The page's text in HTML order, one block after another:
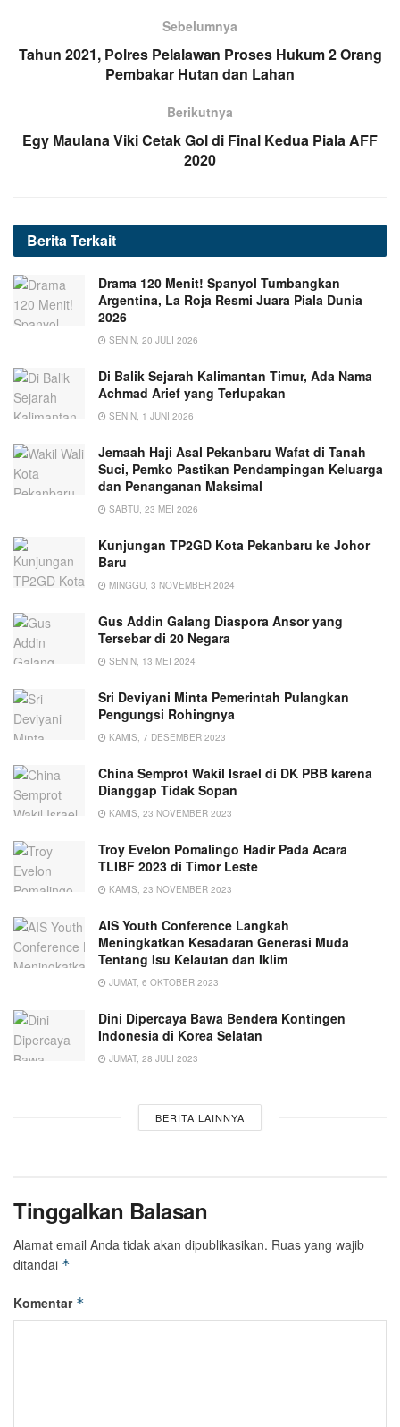
Sebelumnya
Tahun 2021, Polres Pelalawan Proses Hukum 2 Orang
Pembakar Hutan dan Lahan
Berikutnya
Egy Maulana Viki Cetak Gol di Final Kedua Piala AFF
2020
BeritaTerkait
Drama 120 Menit! Spanyol Tumbangkan
Argentina, La Roja Resmi Juara Piala Dunia
2026
SENIN, 20 JULI 2026
Di Balik Sejarah Kalimantan Timur, Ada Nama
Achmad Arief yang Terlupakan
SENIN, 1 JUNI 2026
Jemaah Haji Asal Pekanbaru Wafat di Tanah
Suci, Pemko Pastikan Pendampingan Keluarga
dan Penanganan Maksimal
SABTU, 23 MEI 2026
Kunjungan TP2GD Kota Pekanbaru ke Johor
Baru
MINGGU, 3 NOVEMBER 2024
Gus Addin Galang Diaspora Ansor yang
Tersebar di 20 Negara
SENIN, 13 MEI 2024
Sri Deviyani Minta Pemerintah Pulangkan
Pengungsi Rohingnya
KAMIS, 7 DESEMBER 2023
China Semprot Wakil Israel di DK PBB karena
Dianggap Tidak Sopan
KAMIS, 23 NOVEMBER 2023
Troy Evelon Pomalingo Hadir Pada Acara
TLIBF 2023 di Timor Leste
KAMIS, 23 NOVEMBER 2023
AIS Youth Conference Langkah
Meningkatkan Kesadaran Generasi Muda
Tentang Isu Kelautan dan Iklim
JUMAT, 6 OKTOBER 2023
Dini Dipercaya Bawa Bendera Kontingen
Indonesia di Korea Selatan
JUMAT, 28 JULI 2023
BERITA LAINNYA
Tinggalkan Balasan
Alamat email Anda tidak akan dipublikasikan. Ruas yang wajib
ditandai *
Komentar *